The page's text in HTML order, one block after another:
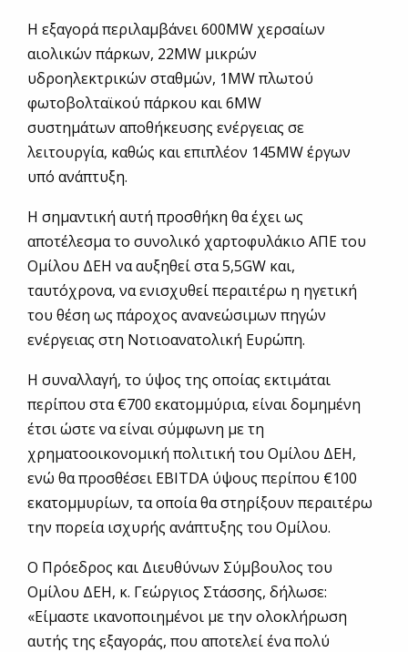
Η εξαγορά περιλαμβάνει 600MW χερσαίων
αιολικών πάρκων, 22MW μικρών
υδροηλεκτρικών σταθμών, 1MW πλωτού
φωτοβολταϊκού πάρκου και 6MW
συστημάτων αποθήκευσης ενέργειας σε
λειτουργία, καθώς και επιπλέον 145MW έργων
υπό ανάπτυξη.
Η σημαντική αυτή προσθήκη θα έχει ως
αποτέλεσμα το συνολικό χαρτοφυλάκιο ΑΠΕ του
Ομίλου ΔΕΗ να αυξηθεί στα 5,5GW και,
ταυτόχρονα, να ενισχυθεί περαιτέρω η ηγετική
του θέση ως πάροχος ανανεώσιμων πηγών
ενέργειας στη Νοτιοανατολική Ευρώπη.
Η συναλλαγή, το ύψος της οποίας εκτιμάται
περίπου στα €700 εκατομμύρια, είναι δομημένη
έτσι ώστε να είναι σύμφωνη με τη
χρηματοοικονομική πολιτική του Ομίλου ΔΕΗ,
ενώ θα προσθέσει EBITDA ύψους περίπου €100
εκατομμυρίων, τα οποία θα στηρίξουν περαιτέρω
την πορεία ισχυρής ανάπτυξης του Ομίλου.
Ο Πρόεδρος και Διευθύνων Σύμβουλος του
Ομίλου ΔΕΗ, κ. Γεώργιος Στάσσης, δήλωσε:
«Είμαστε ικανοποιημένοι με την ολοκλήρωση
αυτής της εξαγοράς, που αποτελεί ένα πολύ